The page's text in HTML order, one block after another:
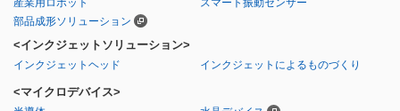
産業用ロボット
スマート振動センサー
部品成形ソリューション
<インクジェットソリューション>
インクジェットヘッド インクジェットによるものづくり
<マイクロデバイス>